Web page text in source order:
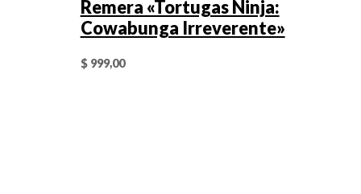
Remera «Tortugas Ninja:
Cowabunga Irreverente»
$999,00